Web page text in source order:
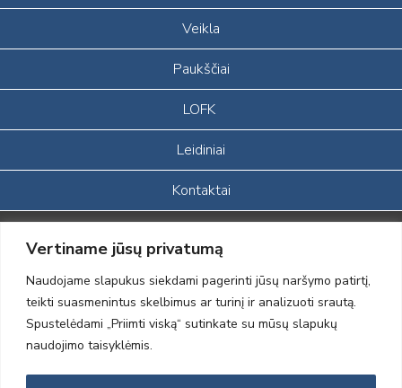
Vertiname jūsų privatumą
Naudojame slapukus siekdami pagerinti jūsų naršymo patirtį,
teikti suasmenintus skelbimus ar turinį ir analizuoti srautą.
Spustelėdami „Priimti viską“ sutinkate su mūsų slapukų
naudojimo taisyklėmis.
Veikla
Paukščiai
LOFK
Leidiniai
Kontaktai
Portalas sukurtas įgyvendinant Lietuvos Respublikos, Europos
ekonominės erdvės ir Norvegijos finansinių mechanizmų iš dalies
finansuojamą paprojektį
„LOD visuomeninės /gamtosauginės veiklos sustiprinimas ir įvaizdžio
formavimas įtraukiant visuomenę į aplinkosauginių tyrimų veiklą“
(paprojekčio
įgyvendinimo sutarties numeris 2004-LT0008-NVO-1EEE/NOR-02-